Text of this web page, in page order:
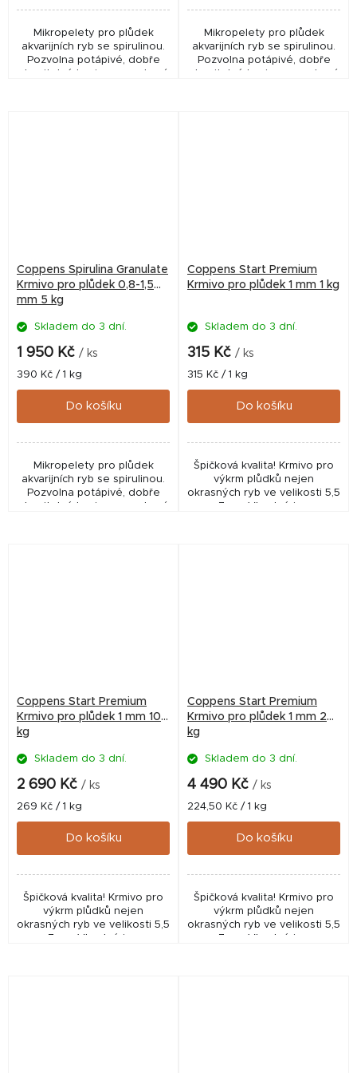
Mikropelety pro plůdek
akvarijních ryb se spirulinou.
Pozvolna potápivé, dobře
Mikropelety pro plůdek
akvarijních ryb se spirulinou.
Pozvolna potápivé, dobře
Coppens Spirulina Granulate
Krmivo pro plůdek 0,8-1,5
mm 5 kg
Skladem do 3 dní.
1 950 Kč / ks
Měrná
cena:
390 Kč / 1 kg
Do košíku
Mikropelety pro plůdek
akvarijních ryb se spirulinou.
Pozvolna potápivé, dobře
stravitelné krmivo pro zdravý
Coppens Start Premium
Krmivo pro plůdek 1 mm 1 kg
Skladem do 3 dní.
315 Kč / ks
Měrná
cena:
315 Kč / 1 kg
Do košíku
Špičková kvalita! Krmivo pro
výkrm plůdků nejen
okrasných ryb ve velikosti 5,5
- 7 cm. Vhodné i pro
Coppens Start Premium
Krmivo pro plůdek 1 mm 10
kg
Skladem do 3 dní.
2 690 Kč / ks
Měrná
cena:
269 Kč / 1 kg
Do košíku
Špičková kvalita! Krmivo pro
výkrm plůdků nejen
okrasných ryb ve velikosti 5,5
Coppens Start Premium
Krmivo pro plůdek 1 mm 20
kg
Skladem do 3 dní.
4 490 Kč / ks
Měrná
cena:
224,50 Kč / 1 kg
Do košíku
Špičková kvalita! Krmivo pro
výkrm plůdků nejen
okrasných ryb ve velikosti 5,5